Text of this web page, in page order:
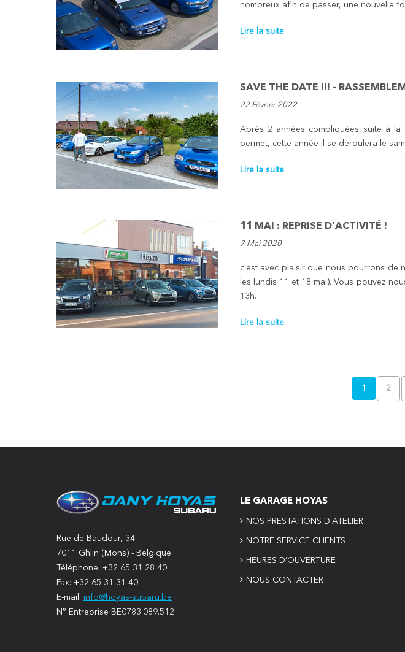
nombreux afin de passer, une nouvelle
Lire la suite
SAVE THE DATE !!! -
22 Février 2022
Après 2 années compliquées suite à
permet, cette année il se déroulera le
Lire la suite
11 MAI : REPRISE D'ACTIVITÉ !
7 Mai 2020
c'est avec plaisir que nous pourrons de
les lundis 11 et 18 mai). Vous pouvez
13h.
Lire la suite
1 2
Rue de Baudour, 34
7011 Ghlin (Mons) - Belgique
Téléphone: +32 65 31 28 40
Fax: +32 65 31 31 40
E-mail: info@hoyas-subaru.be
N° Entreprise BE0783.089.512
LE GARAGE HOYAS
NOS PRESTATIONS D'ATELIER
NOTRE SERVICE CLIENTS
HEURES D’OUVERTURE
NOUS CONTACTER